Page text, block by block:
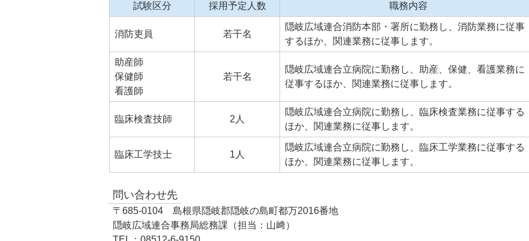
試験区分 採用予定人数 職務内容
消防吏員 若干名
隠岐広域連合消防本部・署所に勤務し、消防業務に従事
するほか、関連業務に従事します。
助産師
保健師
看護師
若干名
隠岐広域連合立病院に勤務し、助産、保健、看護業務に
従事するほか、関連業務に従事します。
臨床検査技師 2人
隠岐広域連合立病院に勤務し、臨床検査業務に従事する
ほか、関連業務に従事します。
臨床工学技士 1人
隠岐広域連合立病院に勤務し、臨床工学業務に従事する
ほか、関連業務に従事します。
問い合わせ先
〒685-0104 島根県隠岐郡隠岐の島町都万2016番地
隠岐広域連合事務局総務課（担当：山﨑）